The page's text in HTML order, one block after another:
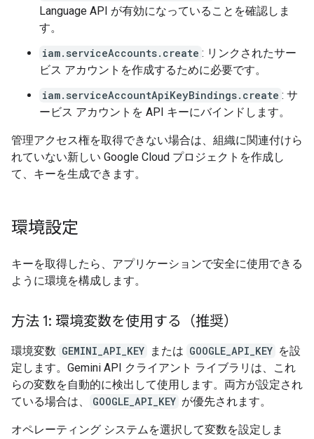
Language API が有効になっていることを確認しま
す。
iam.serviceAccounts.create : リンクされたサー
ビス アカウントを作成するために必要です。
iam.serviceAccountApiKeyBindings.create : サ
ービス アカウントを API キーにバインドします。
管理アクセス権を取得できない場合は、組織に関連付けら
れていない新しい Google Cloud プロジェクトを作成し
て、キーを生成できます。
環境設定
キーを取得したら、アプリケーションで安全に使用できる
ように環境を構成します。
方法 1: 環境変数を使用する（推奨）
環境変数 GEMINI_API_KEY または GOOGLE_API_KEY を設
定します。Gemini API クライアント ライブラリは、これ
らの変数を自動的に検出して使用します。両方が設定され
ている場合は、
GOOGLE_API_KEY が優先されます。
オペレーティング システムを選択して変数を設定しま